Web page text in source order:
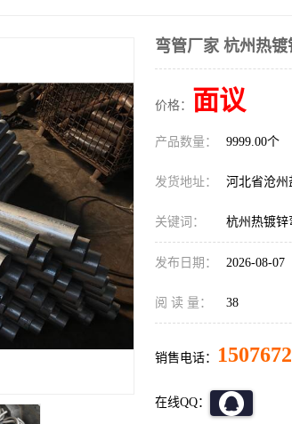
弯管厂家 杭州热
价格： 面议
产品数量： 9999.00个
发货地址： 河北省沧州
关键词： 杭州热镀锌
发布日期： 2026-08-07
阅 读 量： 38
销售电话：
在线QQ：